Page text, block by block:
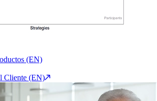
(EN)
Cliente (EN)